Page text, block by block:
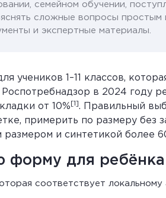
семейном обучении,
сложные вопросы простым
и экспертные материалы.
1–11 классов,
в 2024 году
от 10% [1]. Правильный
примерить по размеру без
и синтетикой более
форму для ребёнка
соответствует